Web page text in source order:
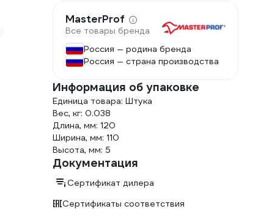
MasterProf
Все товары бренда
Россия — родина бренда
Россия — страна производства
Информация об упаковке
Единица товара: Штука
Вес, кг: 0.038
Длина, мм: 120
Ширина, мм: 110
Высота, мм: 5
Документация
Сертификат дилера
Сертификаты соответствия